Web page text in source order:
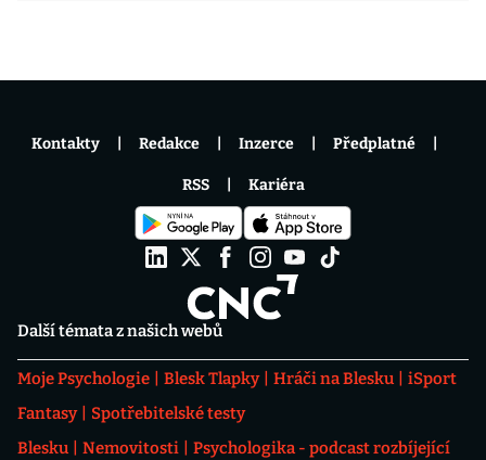
Další témata z našich webů
Moje Psychologie Blesk Tlapky Hráči na Blesku
iSport
Fantasy
Spotřebitelské testy
Blesku
Nemovitosti
Psychologika - podcast rozbíjející
Kontakty Redakce Inzerce Předplatné
RSS Kariéra